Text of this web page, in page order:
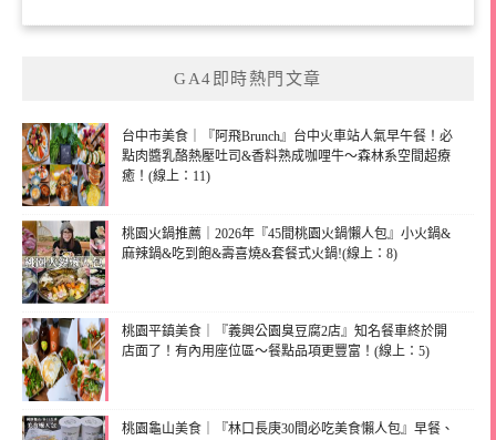
GA4即時熱門文章
台中市美食｜『阿飛Brunch』台中火車站人氣早午餐！必
點肉醬乳酪熱壓吐司&香料熟成咖哩牛～森林系空間超療
癒！(線上：11)
桃園火鍋推薦｜2026年『45間桃園火鍋懶人包』小火鍋&
麻辣鍋&吃到飽&壽喜燒&套餐式火鍋!(線上：8)
桃園平鎮美食｜『義興公園臭豆腐2店』知名餐車終於開
店面了！有內用座位區～餐點品項更豐富！(線上：5)
桃園龜山美食｜『林口長庚30間必吃美食懶人包』早餐、